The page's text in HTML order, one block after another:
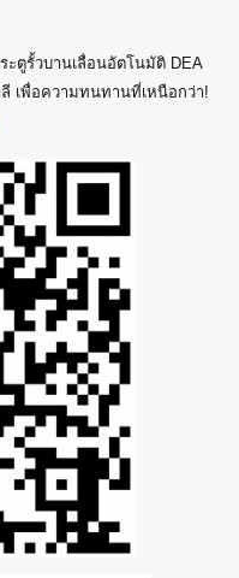
ะตูรั้วบานเลื่อนอัตโนมัติ DEA
เพื่อความทนทานที่เหนือกว่า!